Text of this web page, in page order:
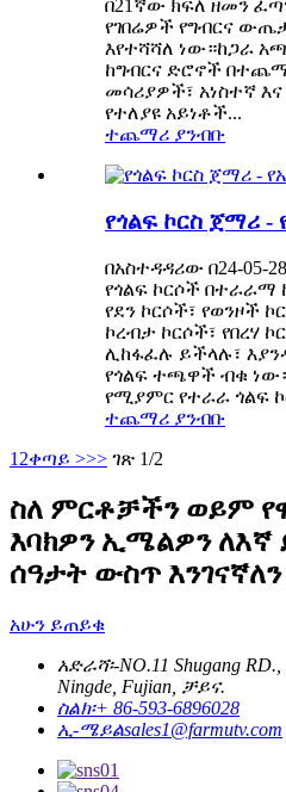
በ21ኛው ክፍለ ዘመን
የገበሬዎች የግብርና
እየተሻሻለ ነው።ከጋራ
ከግብርና ድሮኖች
መሳሪያዎች፣ አነስተኛ
የተለያዩ አይነቶች...
ተጨማሪ ያንብቡ
የጎልፍ ኮርስ ጀማሪ -
በአስተዳዳሪው በ24-05-28
የጎልፍ ኮርሶች በተራራማ
የደን ኮርሶች፣ የወንዞች
ኮረብታ ኮርሶች፣ የበረሃ
ሊከፋፈሉ ይችላሉ፣
የጎልፍ ተጫዋች ብቁ
የሚያምር የተራራ ጎልፍ
ተጨማሪ ያንብቡ
1 2ቀጣይ >>> ገጽ 1/2
ስለ ምርቶቻችን ወይም
እባክዎን ኢሜልዎን ለእኛ
ሰዓታት ውስጥ
አሁን ይጠይቁ
አድራሻ፡-NO.11 Shugang
Ningde, Fujian, ቻይና.
ስልክ፡+ 86-593-6896028
ኢ-ሜይልsales1@farmutv.com